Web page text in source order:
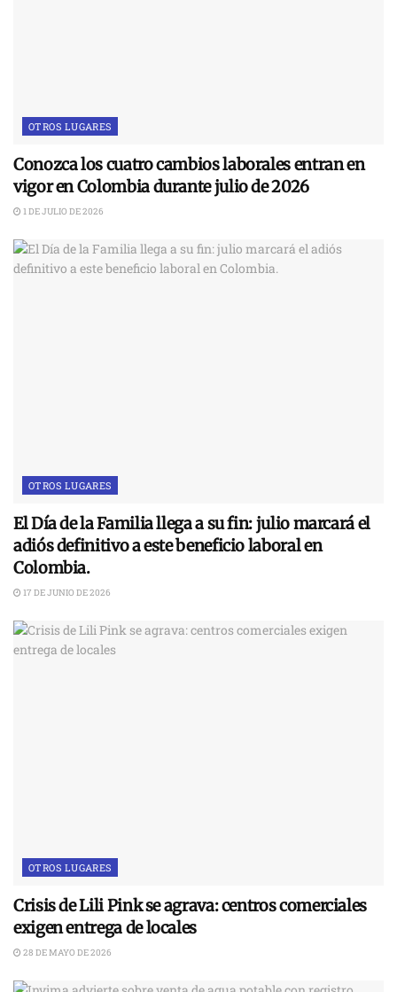
OTROS LUGARES
Conozca los cuatro cambios laborales entran en
vigor en Colombia durante julio de 2026
1 DE JULIO DE 2026
OTROS LUGARES
El Día de la Familia llega a su fin: julio marcará el
adiós definitivo a este beneficio laboral en
Colombia.
17 DE JUNIO DE 2026
OTROS LUGARES
Crisis de Lili Pink se agrava: centros comerciales
exigen entrega de locales
28 DE MAYO DE 2026